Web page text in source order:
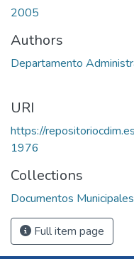
2005
Authors
Departamento
URI
https://
1976
Collections
Documentos Municipales
Full item page